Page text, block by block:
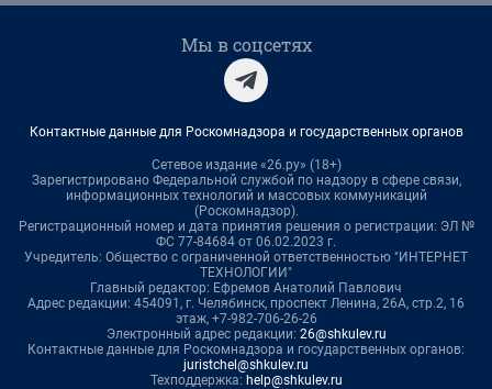
Мы в соцсетях
Контактные данные для Роскомнадзора и государственных органов
Сетевое издание «26.ру» (18+)
Зарегистрировано Федеральной службой по надзору в сфере связи,
информационных технологий и массовых коммуникаций
(Роскомнадзор).
Регистрационный номер и дата принятия решения о регистрации: ЭЛ №
ФС 77-84684 от 06.02.2023 г.
Учредитель: Общество с ограниченной ответственностью "ИНТЕРНЕТ
ТЕХНОЛОГИИ"
Главный редактор: Ефремов Анатолий Павлович
Адрес редакции: 454091, г. Челябинск, проспект Ленина, 26А, стр.2, 16
этаж, +7-982-706-26-26
Электронный адрес редакции: 26@shkulev.ru
Контактные данные для Роскомнадзора и государственных органов:
juristchel@shkulev.ru
Техподдержка: help@shkulev.ru